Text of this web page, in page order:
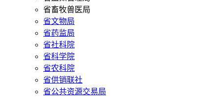
省畜牧兽医局
省文物局
省药监局
省社科院
省科学院
省农科院
省供销联社
省公共资源交易局